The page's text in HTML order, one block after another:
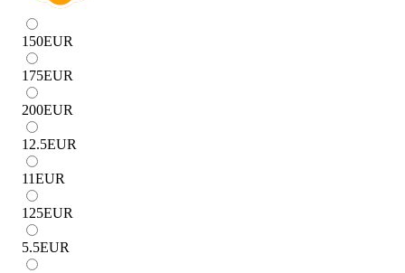
150EUR
175EUR
200EUR
12.5EUR
11EUR
125EUR
5.5EUR